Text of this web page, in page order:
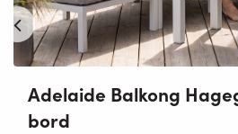
Adelaide Balkong
bord